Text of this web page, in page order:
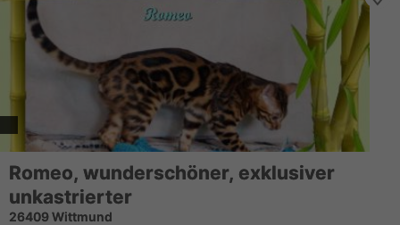
Romeo, wunderschöner, exklusiver
unkastrierter
26409 Wittmund